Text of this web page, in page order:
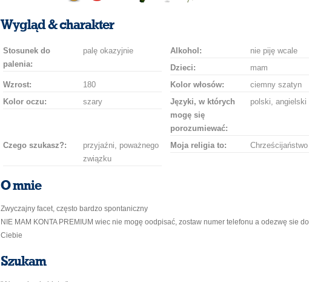
uśmiechbuziaka
Wygląd & charakter
Stosunek do
palenia:
palę okazyjnie Alkohol:
nie piję wcale
Dzieci:
mam
Wzrost:
180 Kolor włosów:
ciemny szatyn
Kolor oczu:
szary
Języki, w których
mogę się
porozumiewać:
polski, angielski
Czego szukasz?:
przyjaźni, poważnego
związku
Moja religia to: Chrześcijaństwo
O mnie
Zwyczajny facet, często bardzo spontaniczny
NIE MAM KONTA PREMIUM wiec nie mogę oodpisać, zostaw numer telefonu a odezwę sie do
Ciebie
Szukam